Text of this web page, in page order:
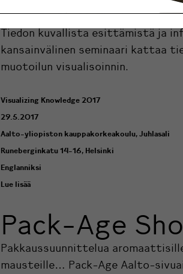
Visualizing
Tiedon kuvallista esittämistä ja
kansainvälinen seminaari kattaa
muotoilun visualisoinnin.
Visualizing Knowledge 2017
29.5.2017
Aalto-yliopiston kauppakorkeakoulu, Juhlasali
Runeberginkatu 14-16, Helsinki
Englanniksi
Lue lisää
Pack-Age
Pakkaussuunnittelua
mausteille… Pack-Age Aalto-